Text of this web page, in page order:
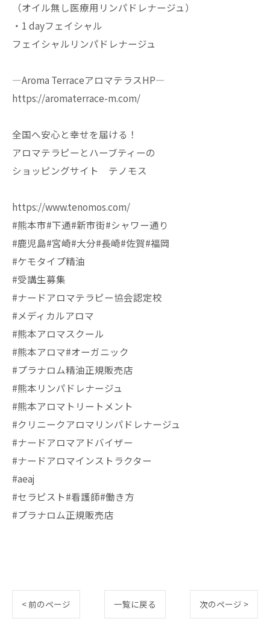
（オイル無し医療用リンパドレナージュ）
・1 dayフェイシャル
フェイシャルリンパドレナージュ
—Aroma TerraceアロマテラスHP—
https://aromaterrace-m.com/
全国へ安心と幸せを届ける！
アロマテラピーとハーブティーの
ショッピングサイト テノモス
https://www.tenomos.com/
#熊本市#下通#新市街#シャワー通り
#鹿児島#宮崎#大分#長崎#佐賀#福岡
#ケモタイプ精油
#受講生募集
#ナードアロマテラピー協会認定校
#メディカルアロマ
#熊本アロマスクール
#熊本アロマ#オーガニック
#プラナロム精油正規販売店
#熊本リンパドレナージュ
#熊本アロマトリートメント
#クリニークアロマリンパドレナージュ
#ナードアロマアドバイザー
#ナードアロマインストラクター
#aeaj
#セラピスト#看護師#働き方
#プラナロム正規販売店
< 前のページ 一覧に戻る 次のページ >